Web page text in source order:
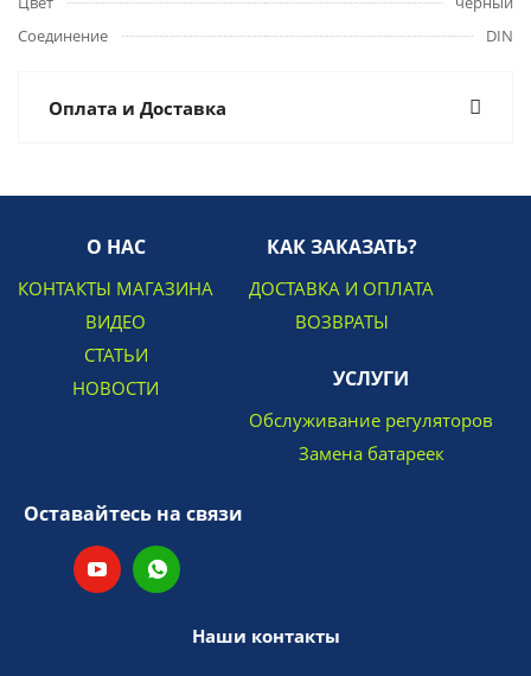
Соединение
DIN
Оплата и Доставка
О НАС
КОНТАКТЫ МАГАЗИНА
ВИДЕО
СТАТЬИ
НОВОСТИ
КАК ЗАКАЗАТЬ?
ДОСТАВКА И ОПЛАТА
ВОЗВРАТЫ
УСЛУГИ
Обслуживание регуляторов
Замена батареек
Оставайтесь на связи
Наши контакты